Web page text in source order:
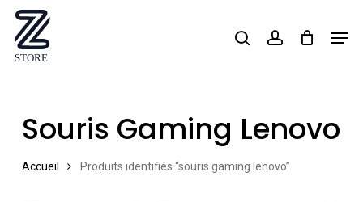
Skip
main
searchaccount
Souris Gaming Lenovo
Accueil Produits identifiés “souris gaming lenovo”
Close